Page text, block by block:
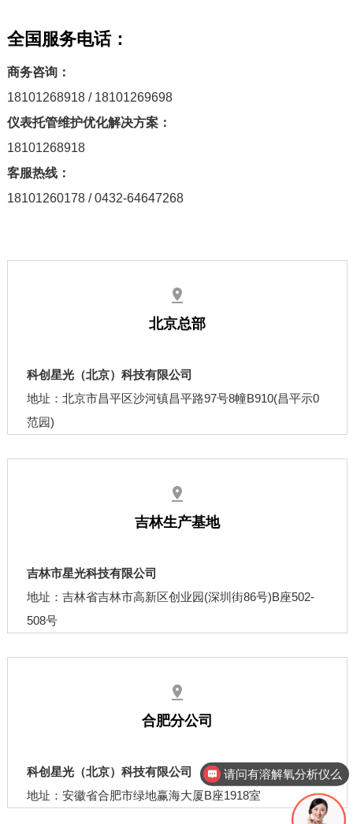
全国服务电话：
商务咨询：
18101268918 / 18101269698
仪表托管维护优化解决方案：
18101268918
客服热线：
18101260178/0432-64647268
北京总部
科创星光（北京）科技有限公司
地址：北京市昌平区沙河镇昌平路97号8幢B910(昌平示0
范园)
吉林生产基地
吉林市星光科技有限公司
地址：吉林省吉林市高新区创业园(深圳街86号)B座502-
508号
合肥分公司
科创星光（北京）科技有限公司
地址：安徽省合肥市绿地赢海大厦B座1918室
请问有溶解氧分析仪么